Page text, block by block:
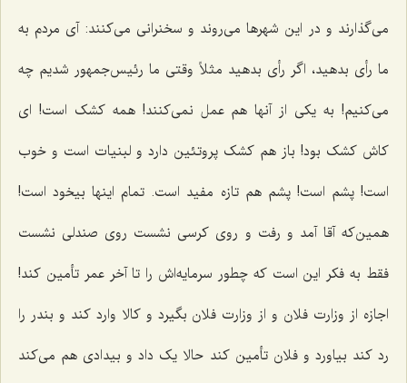
می‌گذارند و در این شهر‌ها می‌روند و سخنرانی می‌کنند‌: آی مردم به
ما رأی بدهید، اگر رأی بدهید مثلاً وقتی ما رئیس‌جمهور شدیم چه
می‌کنیم! به یکی از آنها هم عمل نمی‌کنند! همه کشک است! ای
کاش کشک بود! باز هم کشک پروتئین دارد و لبنیات است و خوب
است! پشم است! پشم هم تازه مفید است. تمام اینها بیخود است!
همین‌که آقا آمد و رفت و روی کرسی نشست روی صندلی نشست
فقط به فکر این است که چطور سرمایه‌اش را تا آخر عمر تأمین کند!
اجازه از وزارت فلان و از وزارت فلان بگیرد و کالا وارد کند و بندر را
رد کند بیاورد و فلان تأمین کند حالا یک داد و بیدادی هم می‌کند